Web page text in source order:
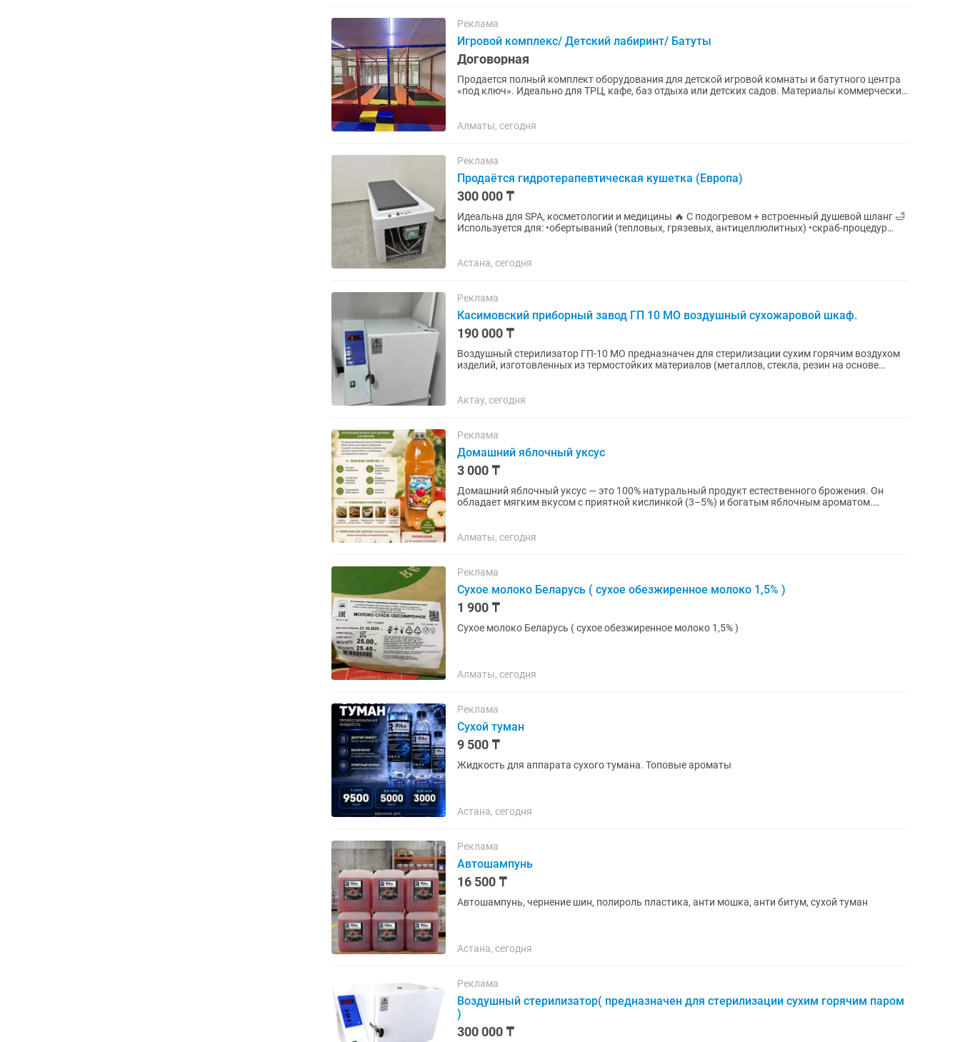
Реклама
Игровой комплекс/ Детский лабиринт/ Батуты
Договорная
Продается полный комплект оборудования для детской игровой комнаты и батутного центра
«под ключ». Идеально для ТРЦ, кафе, баз отдыха или детских садов. Материалы коммерческие,
Алматы, сегодня
Реклама
Продаётся гидротерапевтическая кушетка (Европа)
300 000 ₸
Идеальна для SPA, косметологии и медицины 🔥 С подогревом + встроенный душевой шланг 🛁
Используется для: •обертываний (тепловых, грязевых, антицеллюлитных) •скраб-процедур
Астана, сегодня
Реклама
Касимовский приборный завод ГП 10 МО воздушный сухожаровой шкаф.
190 000 ₸
Воздушный стерилизатор ГП-10 МО предназначен для стерилизации сухим горячим воздухом
изделий, изготовленных из термостойких материалов (металлов, стекла, резин на основе
Актау, сегодня
Реклама
Домашний яблочный уксус
3 000 ₸
Домашний яблочный уксус — это 100% натуральный продукт естественного брожения. Он
обладает мягким вкусом с приятной кислинкой (3–5%) и богатым яблочным ароматом.
Алматы, сегодня
Реклама
Сухое молоко Беларусь ( сухое обезжиренное молоко 1,5% )
1 900 ₸
Сухое молоко Беларусь ( сухое обезжиренное молоко 1,5% )
Алматы, сегодня
Реклама
Сухой туман
9 500 ₸
Жидкость для аппарата сухого тумана. Топовые ароматы
Астана, сегодня
Реклама
Автошампунь
16 500 ₸
Автошампунь, чернение шин, полироль пластика, анти мошка, анти битум, сухой туман
Астана, сегодня
Реклама
Воздушный стерилизатор( предназначен для стерилизации сухим горячим паром
)
300 000 ₸